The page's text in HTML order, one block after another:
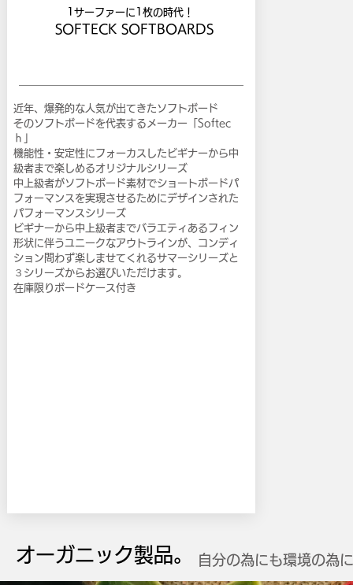
1サーファーに1枚の時代！
SOFTECK SOFTBOARDS
近年、爆発的な人気が出てきたソフトボード
そのソフトボードを代表するメーカー「Softec
ｈ」
機能性・安定性にフォーカスしたビギナーから中
級者まで楽しめるオリジナルシリーズ
中上級者がソフトボード素材でショートボードパ
フォーマンスを実現させるためにデザインされた
パフォーマンスシリーズ
ビギナーから中上級者までバラエティあるフィン
形状に伴うユニークなアウトラインが、コンディ
ション問わず楽しませてくれるサマーシリーズと
３シリーズからお選びいただけます。
在庫限りボードケース付き
オーガニック製品。 自分の為にも環境の為